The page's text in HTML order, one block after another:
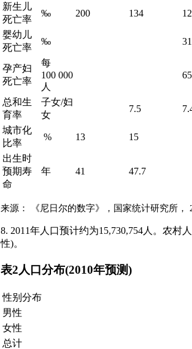
新生儿
死亡率
‰ 200 134
婴幼儿
死亡率
‰
孕产妇
死亡率
每
100 000
人
总和生
育率
子女/妇
女
7.5
城市化
比率
% 13 15
出生时
预期寿
命
年 41 47.7
来源： 《尼日尔的数字》，国家统计研究所，
8. 2011年人口预计约为15,730,754人。农村
性)。
表2人口分布(2010年预测)
性别分布
男性
女性
总计